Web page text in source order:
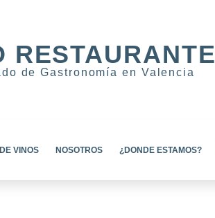
RESTAURANTE
de Gastronomía en Valencia
VINOS NOSOTROS ¿DONDE ESTAMOS?